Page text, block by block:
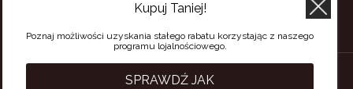
Program Lojalnościowy
SACERDOSCREATED BYBEEON TOP. PREMIUM WEB & E-COMMERCE
SOLUTIONS.
Kupuj Taniej!
Poznaj możliwości uzyskania stałego rabatu korzystając z naszego
programu lojalnościowego.
SPRAWDŹ JAK